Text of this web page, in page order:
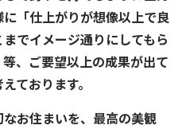
「仕上がりが想像以上で良
でイメージ通りにしてもら
、ご要望以上の成果が出て
ております。
お住まいを、最高の美観